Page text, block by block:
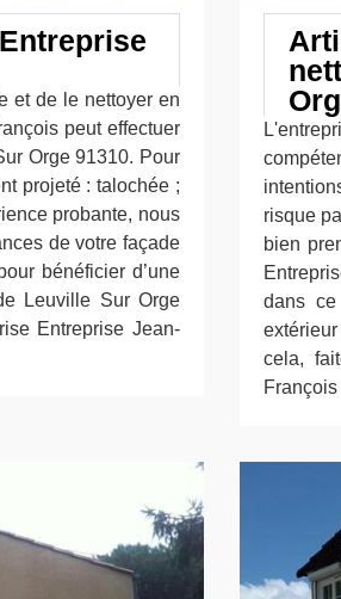
et de le nettoyer en
peut effectuer
Orge 91310. Pour
projeté : talochée ;
probante, nous
de votre façade
bénéficier d’une
Leuville Sur Orge
Entreprise Jean-
risque
bien
dans
cela,